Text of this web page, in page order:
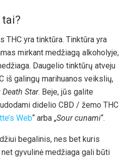
tai?
THC yra tinktūra. Tinktūra yra
mirkant medžiagą alkoholyje,
Daugelio tinktūrų atveju
iš galingų marihuanos veikslių,
Death Star. Beje, jūs galite
didelio CBD / žemo THC
Web“ arba „Sour cunami“.
begalinis, nes bet kuris
gyvulinė medžiaga gali būti